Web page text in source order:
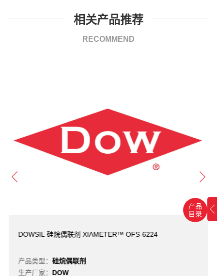
产品
目录
相关产品推荐
RECOMMEND
DOWSIL 硅烷偶联剂 XIAMETER™ OFS-6224
产品类型：硅烷偶联剂
生产厂家： DOW